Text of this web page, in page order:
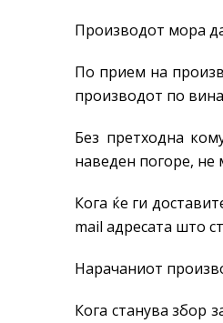
Производот мора
По прием на
производот по
Без претходна
наведен погоре,
Кога ќе ги
mail адресата што
Нарачаниот
Кога станува збор